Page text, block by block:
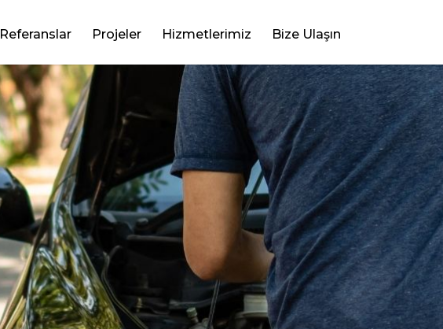
Referanslar Projeler Hizmetlerimiz Bize Ulaşın